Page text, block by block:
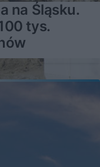
na Śląsku.
tys.